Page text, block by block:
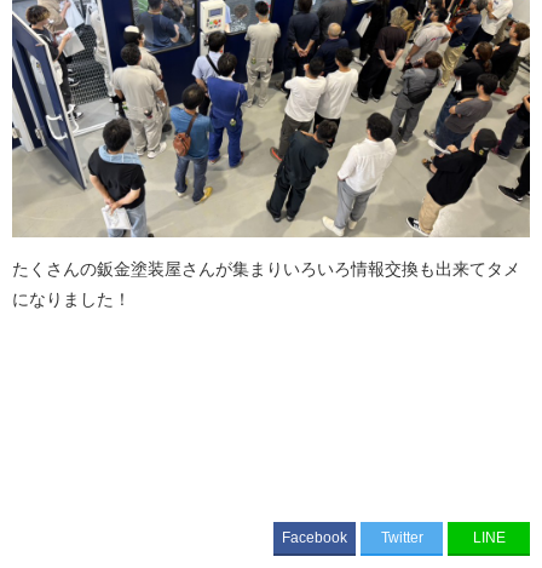
たくさんの鈑金塗装屋さんが集まりいろいろ情報交換も出来てタメ
になりました！
Facebook Twitter LINE